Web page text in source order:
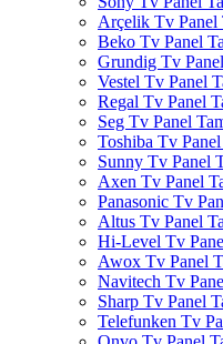
Arçelik Tv Panel
Beko Tv Panel
Grundig Tv
Vestel Tv Panel
Regal Tv Panel
Seg Tv Panel
Toshiba Tv
Sunny Tv Panel
Axen Tv Panel
Panasonic Tv
Altus Tv Panel
Hi-Level Tv
Awox Tv Panel
Navitech Tv
Sharp Tv Panel
Telefunken Tv